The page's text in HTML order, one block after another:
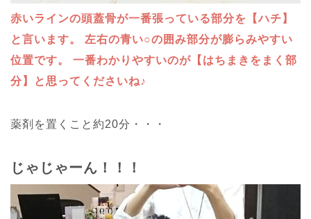
赤いラインの頭蓋骨が一番張っている部分を【ハチ】
と言います。
左右の青い○の囲み部分が膨らみやすい
位置です。
一番わかりやすいのが【はちまきをまく部
分】と思ってくださいね♪
薬剤を置くこと約20分・・・
じゃじゃーん！！！